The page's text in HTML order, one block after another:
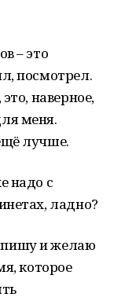
– это
посмотрел.
наверное,
меня.
лучше.
надо с
ладно?
и желаю
которое